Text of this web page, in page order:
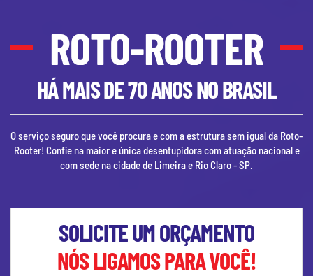
ROTO-ROOTER
HÁ MAIS DE 70 ANOS NO BRASIL
O serviço seguro que você procura e com a estrutura sem igual da Roto-
Rooter! Confie na maior e única desentupidora com atuação nacional e
com sede na cidade de Limeira e Rio Claro - SP.
SOLICITE UM ORÇAMENTO
NÓS LIGAMOS PARA VOCÊ!